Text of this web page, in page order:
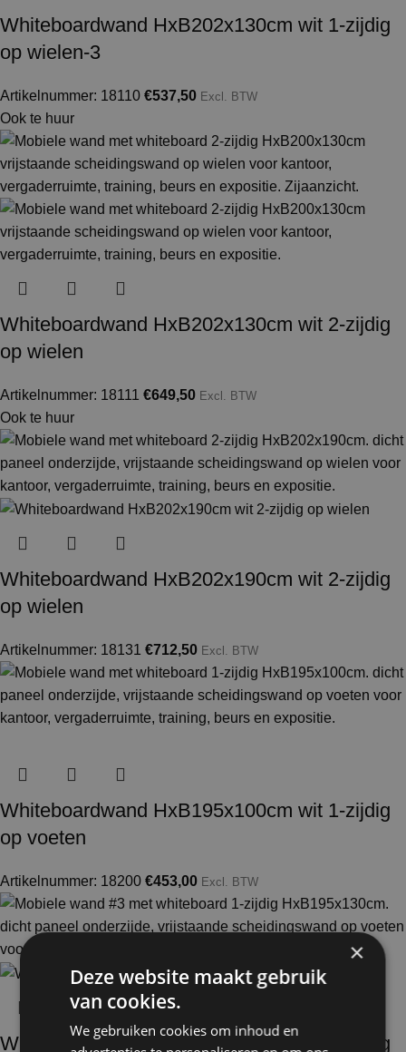
Whiteboardwand HxB202x130cm wit 1-zijdig
op wielen-3
Artikelnummer: 18110 €537,50 Excl. BTW
Ook te huur
Whiteboardwand HxB202x130cm wit 2-zijdig
op wielen
Artikelnummer: 18111 €649,50 Excl. BTW
Ook te huur
Whiteboardwand HxB202x190cm wit 2-zijdig
op wielen
Artikelnummer: 18131 €712,50 Excl. BTW
Whiteboardwand HxB195x100cm wit 1-zijdig
op voeten
Artikelnummer: 18200 €453,00 Excl. BTW
Whiteboardwand HxB195x130cm wit 1-zijdig
×
Deze website maakt gebruik
van cookies.
We gebruiken cookies om inhoud en